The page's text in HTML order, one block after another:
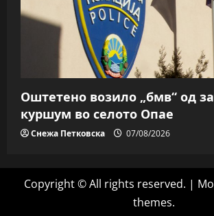
Оштетено возило „бмв“ од
куршум во селото Опае
Снежа Петковска 07/08/2026
Copyright © All rights reserved. |
themes.